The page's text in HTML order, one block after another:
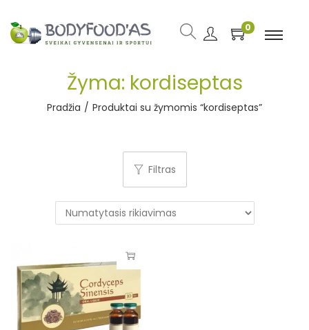
0
Žyma: kordiseptas
Pradžia / Produktai su žymomis “kordiseptas”
Filtras